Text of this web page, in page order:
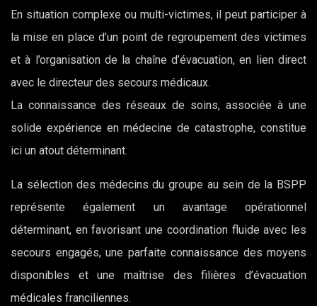
En situation complexe ou multi-victimes, il peut participer à
la mise en place d’un point de regroupement des victimes
et à l’organisation de la chaîne d’évacuation, en lien direct
avec le directeur des secours médicaux.
La connaissance des réseaux de soins, associée à une
solide expérience en médecine de catastrophe, constitue
ici un atout déterminant.
La sélection des médecins du groupe au sein de la BSPP
représente également un avantage opérationnel
déterminant, en favorisant une coordination fluide avec les
secours engagés, une parfaite connaissance des moyens
disponibles et une maîtrise des filières d’évacuation
médicales franciliennes.